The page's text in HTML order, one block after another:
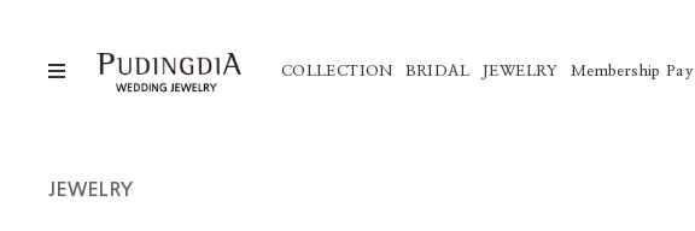
COLLECTION BRIDAL JEWELRY Membership Pay
JEWELRY